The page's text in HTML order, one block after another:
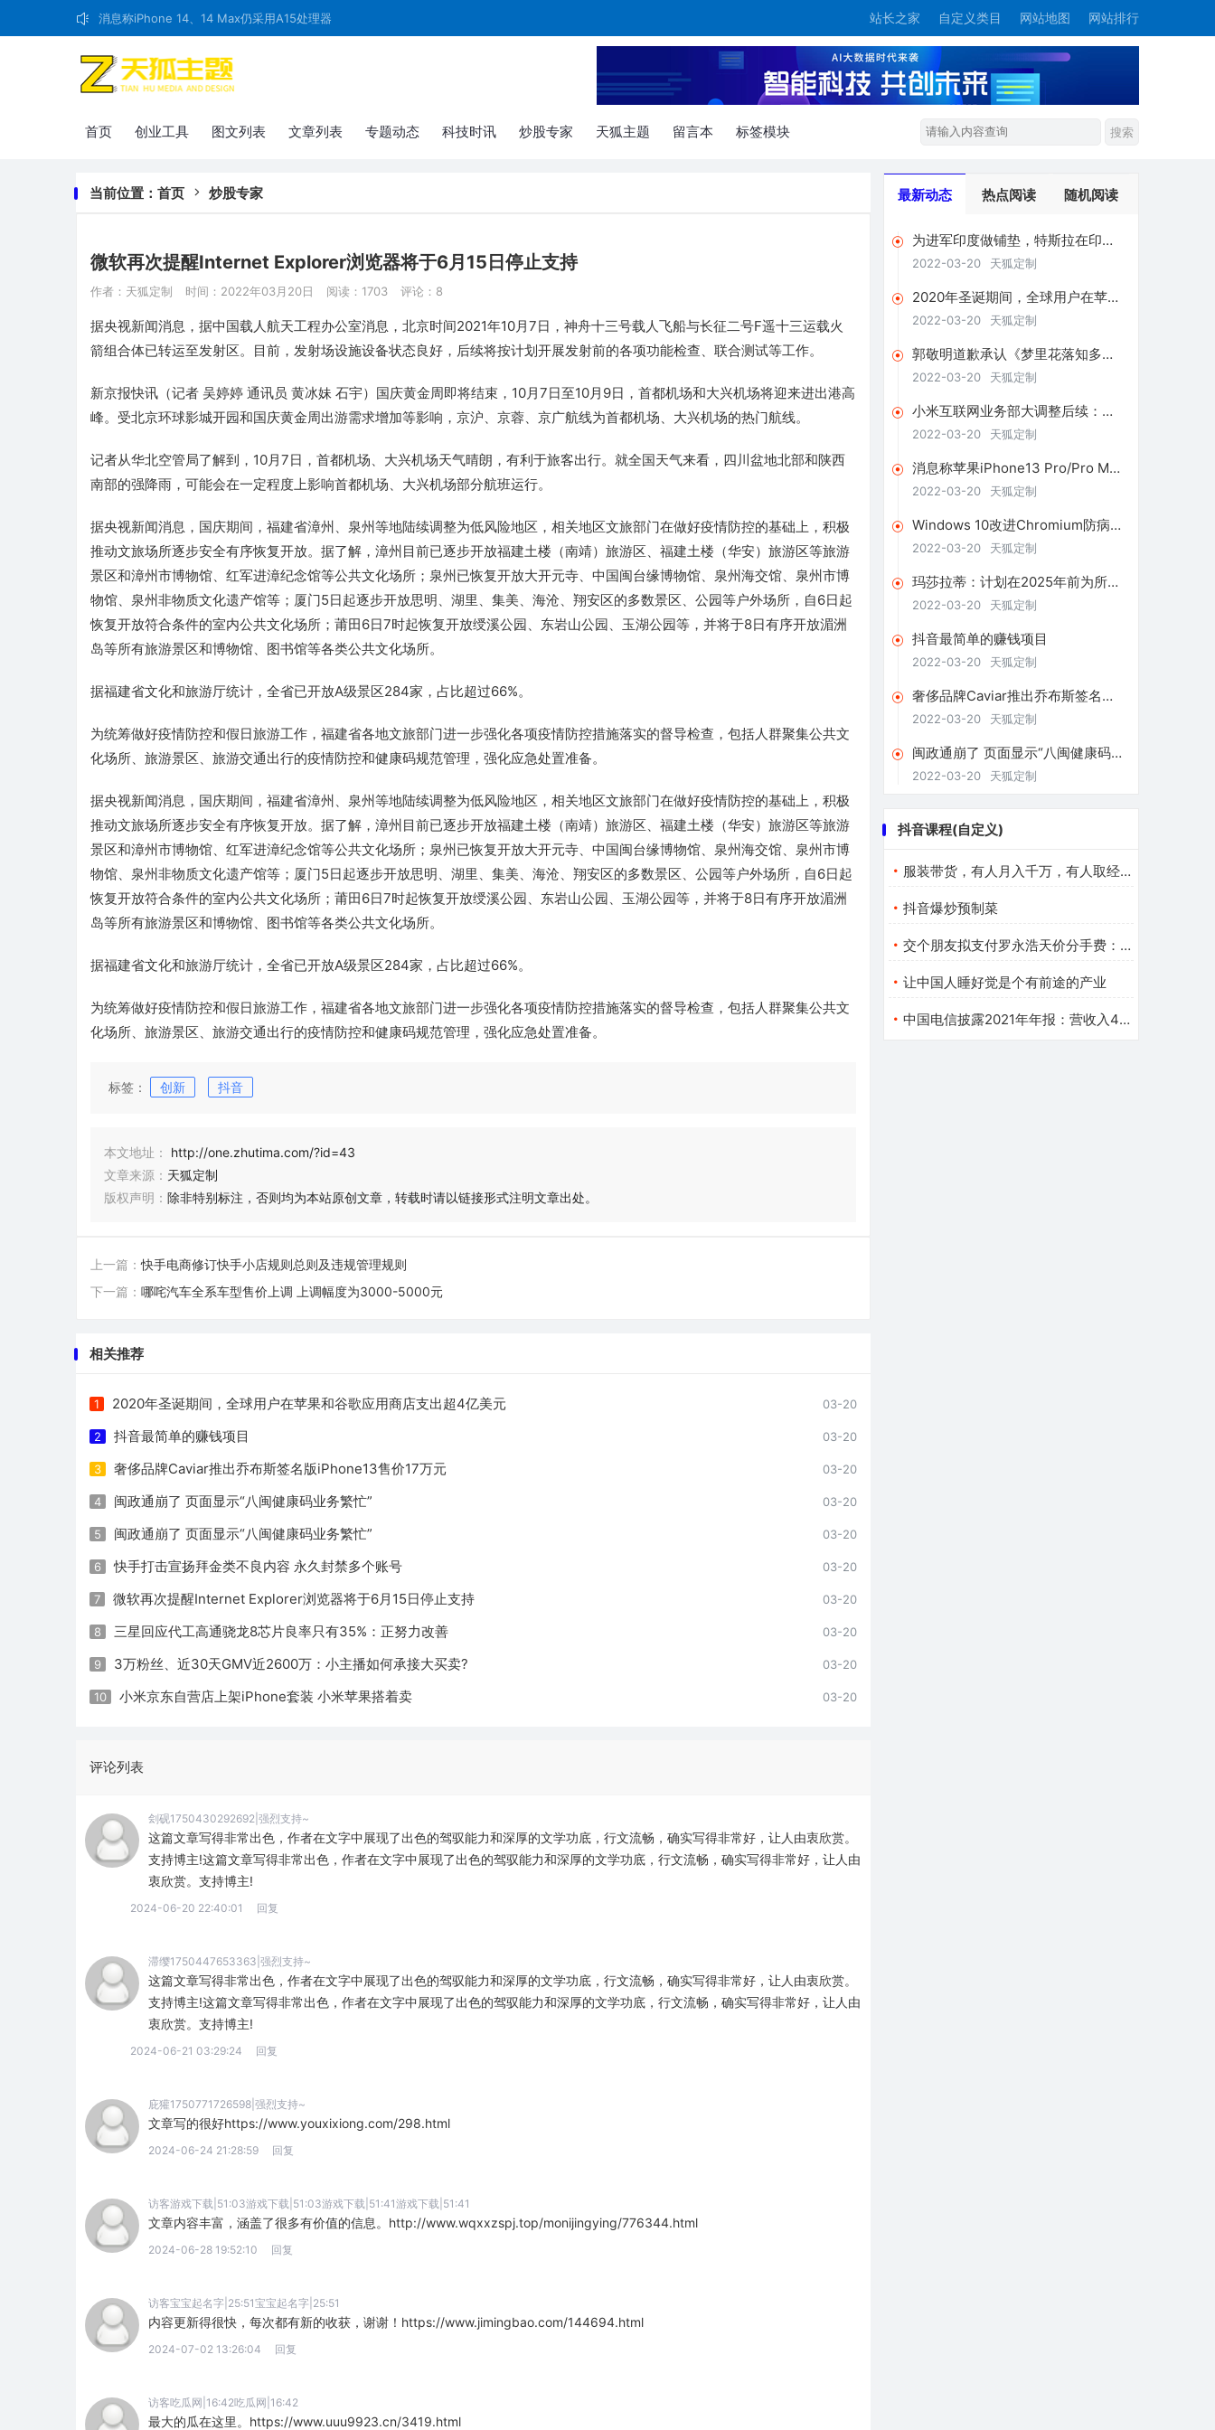
消息称iPhone 14、14 Max仍采用A15处理器 站长之家 自定义类目 网站地图 网站排行
首页 创业工具 图文列表 文章列表 专题动态 科技时讯 炒股专家 天狐主题 留言本 标签模块
当前位置： 首页 炒股专家
微软再次提醒Internet Explorer浏览器将于6月15日停止支持
作者：天狐定制 时间：2022年03月20日 阅读：1703 评论：8
据央视新闻消息，据中国载人航天工程办公室消息，北京时间2021年10月7日，神舟十三号载人飞船与长征二号F遥十三运载火
箭组合体已转运至发射区。目前，发射场设施设备状态良好，后续将按计划开展发射前的各项功能检查、联合测试等工作。
新京报快讯（记者 吴婷婷 通讯员 黄冰妹 石宇）国庆黄金周即将结束，10月7日至10月9日，首都机场和大兴机场将迎来进出港高
峰。受北京环球影城开园和国庆黄金周出游需求增加等影响，京沪、京蓉、京广航线为首都机场、大兴机场的热门航线。
记者从华北空管局了解到，10月7日，首都机场、大兴机场天气晴朗，有利于旅客出行。就全国天气来看，四川盆地北部和陕西
南部的强降雨，可能会在一定程度上影响首都机场、大兴机场部分航班运行。
据央视新闻消息，国庆期间，福建省漳州、泉州等地陆续调整为低风险地区，相关地区文旅部门在做好疫情防控的基础上，积极
推动文旅场所逐步安全有序恢复开放。据了解，漳州目前已逐步开放福建土楼（南靖）旅游区、福建土楼（华安）旅游区等旅游
景区和漳州市博物馆、红军进漳纪念馆等公共文化场所；泉州已恢复开放大开元寺、中国闽台缘博物馆、泉州海交馆、泉州市博
物馆、泉州非物质文化遗产馆等；厦门5日起逐步开放思明、湖里、集美、海沧、翔安区的多数景区、公园等户外场所，自6日起
恢复开放符合条件的室内公共文化场所；莆田6日7时起恢复开放绶溪公园、东岩山公园、玉湖公园等，并将于8日有序开放湄洲
岛等所有旅游景区和博物馆、图书馆等各类公共文化场所。
据福建省文化和旅游厅统计，全省已开放A级景区284家，占比超过66%。
为统筹做好疫情防控和假日旅游工作，福建省各地文旅部门进一步强化各项疫情防控措施落实的督导检查，包括人群聚集公共文
化场所、旅游景区、旅游交通出行的疫情防控和健康码规范管理，强化应急处置准备。
据央视新闻消息，国庆期间，福建省漳州、泉州等地陆续调整为低风险地区，相关地区文旅部门在做好疫情防控的基础上，积极
推动文旅场所逐步安全有序恢复开放。据了解，漳州目前已逐步开放福建土楼（南靖）旅游区、福建土楼（华安）旅游区等旅游
景区和漳州市博物馆、红军进漳纪念馆等公共文化场所；泉州已恢复开放大开元寺、中国闽台缘博物馆、泉州海交馆、泉州市博
物馆、泉州非物质文化遗产馆等；厦门5日起逐步开放思明、湖里、集美、海沧、翔安区的多数景区、公园等户外场所，自6日起
恢复开放符合条件的室内公共文化场所；莆田6日7时起恢复开放绶溪公园、东岩山公园、玉湖公园等，并将于8日有序开放湄洲
岛等所有旅游景区和博物馆、图书馆等各类公共文化场所。
据福建省文化和旅游厅统计，全省已开放A级景区284家，占比超过66%。
为统筹做好疫情防控和假日旅游工作，福建省各地文旅部门进一步强化各项疫情防控措施落实的督导检查，包括人群聚集公共文
化场所、旅游景区、旅游交通出行的疫情防控和健康码规范管理，强化应急处置准备。
标签： 创新 抖音
本文地址：
http://one.zhutima.com/?id=43
文章来源： 天狐定制
版权声明： 除非特别标注，否则均为本站原创文章，转载时请以链接形式注明文章出处。
上一篇：快手电商修订快手小店规则总则及违规管理规则
下一篇： 哪咤汽车全系车型售价上调 上调幅度为3000-5000元
相关推荐
03-20
1 2020年圣诞期间，全球用户在苹果和谷歌应用商店支出超4亿美元
03-20
2 抖音最简单的赚钱项目
03-20
3 奢侈品牌Caviar推出乔布斯签名版iPhone13售价17万元
03-20
4 闽政通崩了 页面显示“八闽健康码业务繁忙”
03-20
5 闽政通崩了 页面显示“八闽健康码业务繁忙”
03-20
6 快手打击宣扬拜金类不良内容 永久封禁多个账号
03-20
7 微软再次提醒Internet Explorer浏览器将于6月15日停止支持
03-20
8 三星回应代工高通骁龙8芯片良率只有35%：正努力改善
03-20
9 3万粉丝、近30天GMV近2600万：小主播如何承接大买卖?
03-20
10 小米京东自营店上架iPhone套装 小米苹果搭着卖
评论列表
刽砚1750430292692|强烈支持~
这篇文章写得非常出色，作者在文字中展现了出色的驾驭能力和深厚的文学功底，行文流畅，确实写得非常好，让人由衷欣赏。
支持博主!这篇文章写得非常出色，作者在文字中展现了出色的驾驭能力和深厚的文学功底，行文流畅，确实写得非常好，让人由
衷欣赏。支持博主!
2024-06-20 22:40:01 回复
滞缨1750447653363|强烈支持~
这篇文章写得非常出色，作者在文字中展现了出色的驾驭能力和深厚的文学功底，行文流畅，确实写得非常好，让人由衷欣赏。
支持博主!这篇文章写得非常出色，作者在文字中展现了出色的驾驭能力和深厚的文学功底，行文流畅，确实写得非常好，让人由
衷欣赏。支持博主!
2024-06-21 03:29:24 回复
庇獾1750771726598|强烈支持~
文章写的很好https://www.youxixiong.com/298.html
2024-06-24 21:28:59 回复
访客游戏下载|51:03游戏下载|51:03游戏下载|51:41游戏下载|51:41
文章内容丰富，涵盖了很多有价值的信息。http://www.wqxxzspj.top/monijingying/776344.html
2024-06-28 19:52:10 回复
访客宝宝起名字|25:51宝宝起名字|25:51
内容更新得很快，每次都有新的收获，谢谢！https://www.jimingbao.com/144694.html
2024-07-02 13:26:04 回复
访客吃瓜网|16:42吃瓜网|16:42
最大的瓜在这里。https://www.uuu9923.cn/3419.html
最新动态 热点阅读 随机阅读
为进军印度做铺垫，特斯拉在印度
申请了两张营业执照
2022-03-20 天狐定制
2020年圣诞期间，全球用户在苹果
和谷歌应用商店支出超4亿美元
2022-03-20 天狐定制
郭敬明道歉承认《梦里花落知多
少》抄袭：将赔偿相关版税收益
2022-03-20 天狐定制
小米互联网业务部大调整后续：下
设12个子部门，希望提升商业化效
2022-03-20 天狐定制
消息称苹果iPhone13 Pro/Pro Max
将采用120Hz LTPO屏幕
2022-03-20 天狐定制
Windows 10改进Chromium防病毒
和深色模式
2022-03-20 天狐定制
玛莎拉蒂：计划在2025年前为所有
产品线提供纯电动版本车型
2022-03-20 天狐定制
抖音最简单的赚钱项目
2022-03-20 天狐定制
奢侈品牌Caviar推出乔布斯签名版
iPhone13售价17万元
2022-03-20 天狐定制
闽政通崩了 页面显示“八闽健康码业
务繁忙”
2022-03-20 天狐定制
抖音课程(自定义)
服装带货，有人月入千万，有人取经无门？
抖音爆炒预制菜
交个朋友拟支付罗永浩天价分手费：新公司已在筹备、不叫锤子
让中国人睡好觉是个有前途的产业
中国电信披露2021年年报：营收入4396亿元 同比增长11.7%